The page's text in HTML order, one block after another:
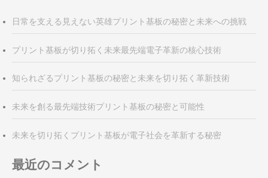
日常を支える見えない英雄プリント基板の秘密と未来への挑戦
プリント基板が切り拓く未来最先端電子革新の核心技術
知られざるプリント基板の秘密と未来を切り拓く革新技術
未来を創る最先端技術プリント基板の秘密と可能性
未来を切り拓くプリント基板が電子社会を革新する秘密
最近のコメント